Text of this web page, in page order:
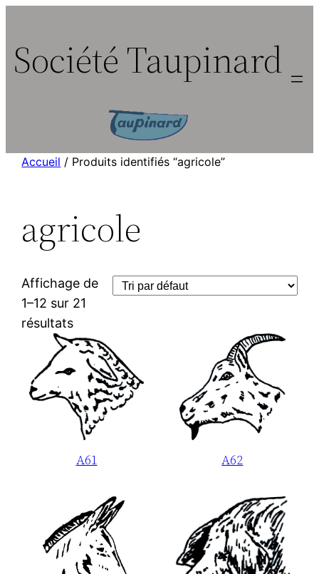
contenu
Société Taupinard
Accueil / Produits identifiés “agricole”
agricole
Affichage de
1–12 sur 21
résultats
A61 A62